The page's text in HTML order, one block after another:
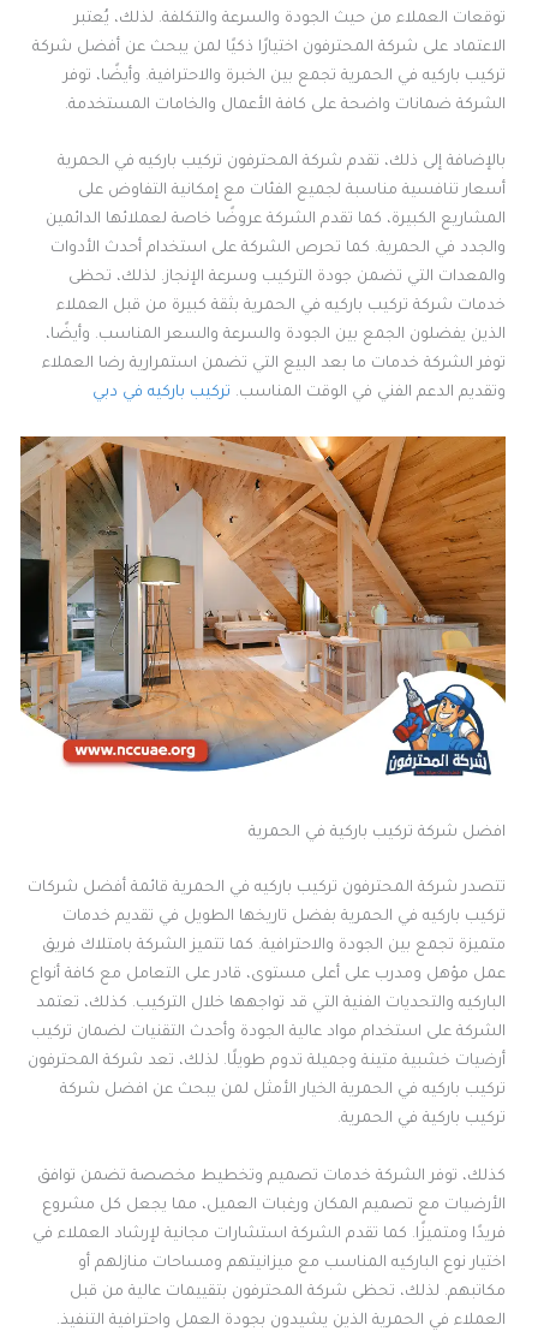
توقعات العملاء من حيث الجودة والسرعة والتكلفة. لذلك، يُعتبر
الاعتماد على شركة المحترفون اختيارًا ذكيًا لمن يبحث عن أفضل شركة
تركيب باركيه في الحمرية تجمع بين الخبرة والاحترافية. وأيضًا، توفر
الشركة ضمانات واضحة على كافة الأعمال والخامات المستخدمة.
بالإضافة إلى ذلك، تقدم شركة المحترفون تركيب باركيه في الحمرية
أسعار تنافسية مناسبة لجميع الفئات مع إمكانية التفاوض على
المشاريع الكبيرة، كما تقدم الشركة عروضًا خاصة لعملائها الدائمين
والجدد في الحمرية. كما تحرص الشركة على استخدام أحدث الأدوات
والمعدات التي تضمن جودة التركيب وسرعة الإنجاز. لذلك، تحظى
خدمات شركة تركيب باركيه في الحمرية بثقة كبيرة من قبل العملاء
الذين يفضلون الجمع بين الجودة والسرعة والسعر المناسب. وأيضًا،
توفر الشركة خدمات ما بعد البيع التي تضمن استمرارية رضا العملاء
وتقديم الدعم الفني في الوقت المناسب. تركيب باركيه في دبي
افضل شركة تركيب باركية في الحمرية
تتصدر شركة المحترفون تركيب باركيه في الحمرية قائمة أفضل شركات
تركيب باركيه في الحمرية بفضل تاريخها الطويل في تقديم خدمات
متميزة تجمع بين الجودة والاحترافية. كما تتميز الشركة بامتلاك فريق
عمل مؤهل ومدرب على أعلى مستوى، قادر على التعامل مع كافة أنواع
الباركيه والتحديات الفنية التي قد تواجهها خلال التركيب. كذلك، تعتمد
الشركة على استخدام مواد عالية الجودة وأحدث التقنيات لضمان تركيب
أرضيات خشبية متينة وجميلة تدوم طويلًا. لذلك، تعد شركة المحترفون
تركيب باركيه في الحمرية الخيار الأمثل لمن يبحث عن افضل شركة
تركيب باركية في الحمرية.
كذلك، توفر الشركة خدمات تصميم وتخطيط مخصصة تضمن توافق
الأرضيات مع تصميم المكان ورغبات العميل، مما يجعل كل مشروع
فريدًا ومتميزًا. كما تقدم الشركة استشارات مجانية لإرشاد العملاء في
اختيار نوع الباركيه المناسب مع ميزانيتهم ومساحات منازلهم أو
مكاتبهم. لذلك، تحظى شركة المحترفون بتقييمات عالية من قبل
العملاء في الحمرية الذين يشيدون بجودة العمل واحترافية التنفيذ.